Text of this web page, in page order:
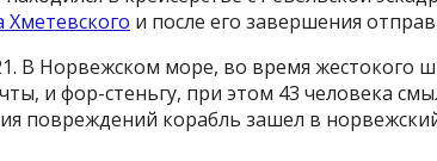
и после его завершения
В Норвежском море, во время жестокого
и фор-стеньгу, при этом 43 человека
повреждений корабль зашел в